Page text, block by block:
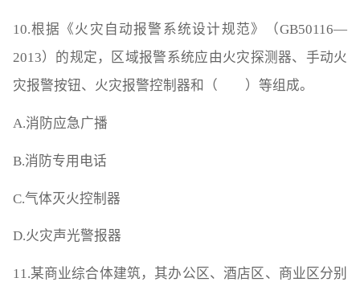
10.根据《火灾自动报警系统设计规范》（GB50116—
2013）的规定，区域报警系统应由火灾探测器、手动火
灾报警按钮、火灾报警控制器和（ ）等组成。
A.消防应急广播
B.消防专用电话
C.气体灭火控制器
D.火灾声光警报器
11.某商业综合体建筑，其办公区、酒店区、商业区分别